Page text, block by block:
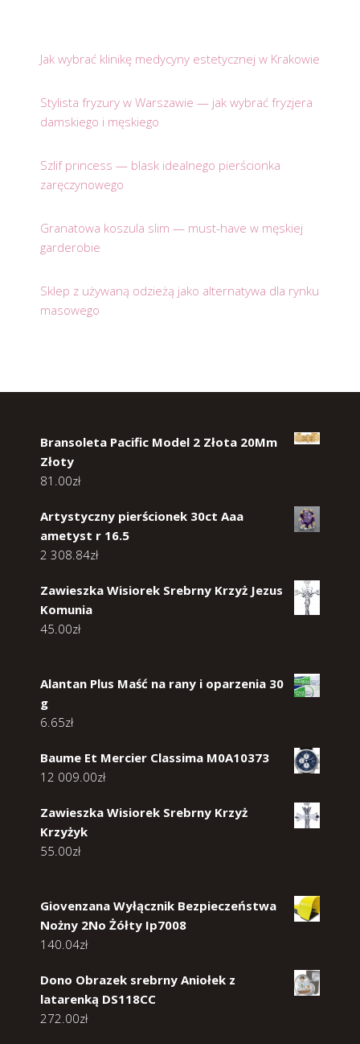
Jak wybrać klinikę medycyny estetycznej w Krakowie
Stylista fryzury w Warszawie — jak wybrać fryzjera
damskiego i męskiego
Szlif princess — blask idealnego pierścionka
zaręczynowego
Granatowa koszula slim — must-have w męskiej
garderobie
Sklep z używaną odzieżą jako alternatywa dla rynku
masowego
Bransoleta Pacific Model 2 Złota 20Mm
Złoty
81.00zł
Artystyczny pierścionek 30ct Aaa
ametyst r 16.5
2 308.84zł
Zawieszka Wisiorek Srebrny Krzyż Jezus
Komunia
45.00zł
Alantan Plus Maść na rany i oparzenia 30
g
6.65zł
Baume Et Mercier Classima M0A10373
12 009.00zł
Zawieszka Wisiorek Srebrny Krzyż
Krzyżyk
55.00zł
Giovenzana Wyłącznik Bezpieczeństwa
Nożny 2No Żółty Ip7008
140.04zł
Dono Obrazek srebrny Aniołek z
latarenką DS118CC
272.00zł